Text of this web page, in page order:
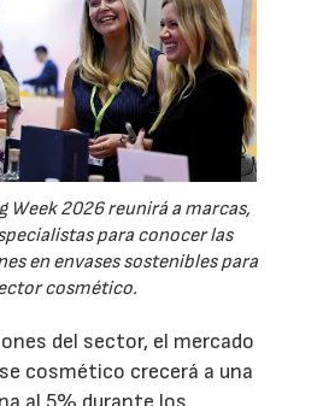
Week 2026 reunirá a marcas,
para conocer las
en envases sostenibles para
cosmético.
del sector, el mercado
cosmético crecerá a una